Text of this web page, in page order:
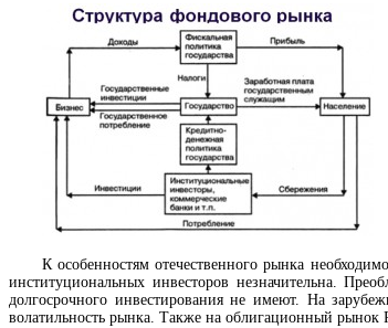
К особенностям отечественного рынка
институциональных инвесторов незначительна.
долгосрочного инвестирования не имеют. На
волатильность рынка. Также на облигационный